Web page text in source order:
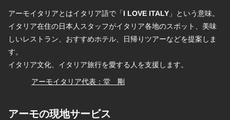
アーモイタリアとはイタリア語で「I LOVE ITALY 」という意味。
イタリア在住の日本人スタッフがイタリア各地のスポット、美味
しいレストラン、おすすめホテル、日帰りツアーなどを提案しま
す。
イタリア文化、イタリア旅行を愛する人を支援します。
堂
アーモイタリア代表：堂 剛
アーモの現地サービス